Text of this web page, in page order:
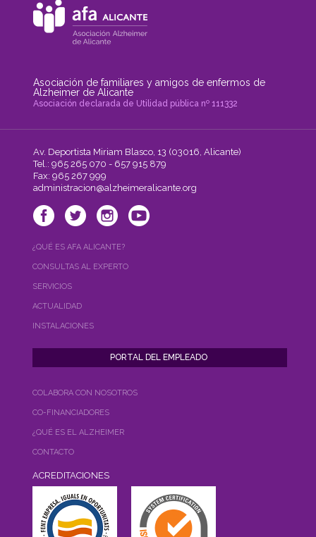
Asociación de familiares y amigos de enfermos de
Alzheimer de Alicante
Asociación declarada de Utilidad pública nº 111332
Av. Deportista Miriam Blasco, 13 (03016, Alicante)
Tel.: 965 265 070 - 657 915 879
Fax: 965 267 999
administracion@alzheimeralicante.org
¿QUÉ ES AFA ALICANTE?
CONSULTAS AL EXPERTO
SERVICIOS
ACTUALIDAD
INSTALACIONES
COLABORA CON NOSOTROS
CO-FINANCIADORES
¿QUÉ ES EL ALZHEIMER
CONTACTO
ACREDITACIONES